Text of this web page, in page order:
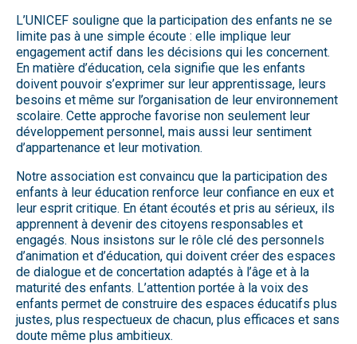
L’UNICEF souligne que la participation des enfants ne se
limite pas à une simple écoute : elle implique leur
engagement actif dans les décisions qui les concernent.
En matière d’éducation, cela signifie que les enfants
doivent pouvoir s’exprimer sur leur apprentissage, leurs
besoins et même sur l’organisation de leur environnement
scolaire. Cette approche favorise non seulement leur
développement personnel, mais aussi leur sentiment
d’appartenance et leur motivation.
Notre association est convaincu que la participation des
enfants à leur éducation renforce leur confiance en eux et
leur esprit critique. En étant écoutés et pris au sérieux, ils
apprennent à devenir des citoyens responsables et
engagés. Nous insistons sur le rôle clé des personnels
d’animation et d’éducation, qui doivent créer des espaces
de dialogue et de concertation adaptés à l’âge et à la
maturité des enfants. L’attention portée à la voix des
enfants permet de construire des espaces éducatifs plus
justes, plus respectueux de chacun, plus efficaces et sans
doute même plus ambitieux.